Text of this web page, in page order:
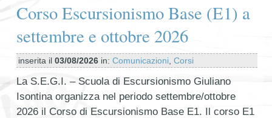
Corso Escursionismo Base (E1) a
settembre e ottobre 2026
inserita il 03/08/2026 in: Comunicazioni Corsi
La S.E.G.I. – Scuola di Escursionismo Giuliano
Isontina organizza nel periodo settembre/ottobre
2026 il Corso di Escursionismo Base E1. Il corso E1